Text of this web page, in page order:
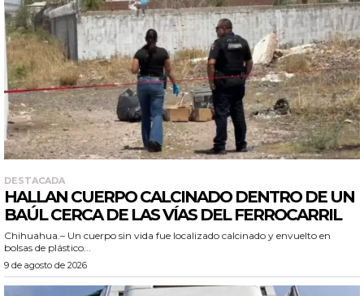
DESTACADA
HALLAN CUERPO CALCINADO DENTRO DE UN
BAÚL CERCA DE LAS VÍAS DEL FERROCARRIL
Chihuahua.– Un cuerpo sin vida fue localizado calcinado y envuelto en
bolsas de plástico...
9 de agosto de 2026